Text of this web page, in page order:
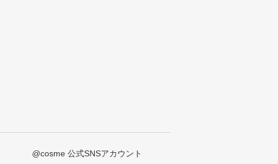
@cosme 公式SNSアカウント